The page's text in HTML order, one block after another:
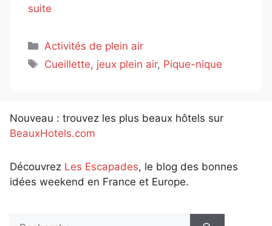
suite
Catégories
Activités de plein air
Étiquettes
Cueillette, jeux plein air, Pique-nique
Nouveau : trouvez les plus beaux hôtels sur
BeauxHotels.com
Découvrez Les Escapades, le blog des bonnes
idées weekend en France et Europe.